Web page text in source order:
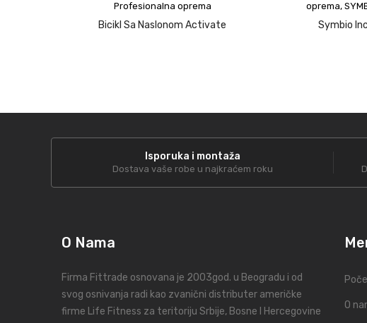
Profesionalna oprema
Bicikl Sa Naslonom Activate
oprema,
Symbio
Isporuka i montaža
Dostava vaše robe u najkraćem roku
O Nama
Firma Fittrade osnovana je 2003god. u Beogradu i od
svog osnivanja radi kao zvanični distributer američke
firme Life Fitness za teritoriju Srbije, Bosne I Hercegovine
O